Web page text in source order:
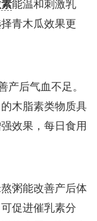
能温和刺激乳
青木瓜效果更
产后气血不足。
木脂素类物质具
效果，每日食用
粥能改善产后体
促进催乳素分